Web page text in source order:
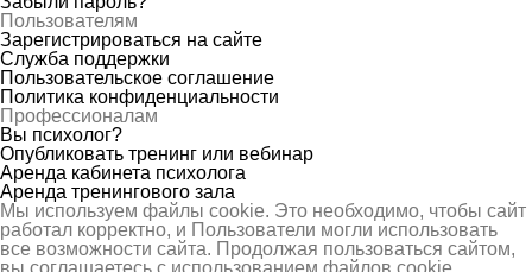
Пользователям
Зарегистрироваться на сайте
Служба поддержки
Пользовательское соглашение
Политика конфиденциальности
Профессионалам
Вы психолог?
Опубликовать тренинг или вебинар
Аренда кабинета психолога
Аренда тренингового зала
Мы используем файлы cookie. Это необходимо, чтобы сайт
работал корректно, и Пользователи могли использовать
все возможности сайта. Продолжая пользоваться сайтом,
вы соглашаетесь с использованием файлов cookie.